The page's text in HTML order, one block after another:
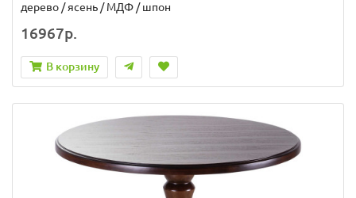
дерево / ясень / МДФ / шпон
16967р.
В корзину